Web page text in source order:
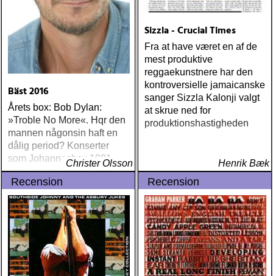
Bäst 2016
Årets box: Bob Dylan:
»Troble No More«. Hqr den
mannen någonsin haft en
dålig period? Konserter
som Johanneshov 1981
som jag tyckte var sådär
framstår i ett förklarat ljus
när jag hör Earls Court från
samma år - och med nästan
samma låtar
Christer Olsson
Sizzla - Crucial Times
Fra at have været en af de
mest produktive
reggaekunstnere har den
kontroversielle jamaicanske
sanger Sizzla Kalonji valgt
at skrue ned for
produktionshastigheden
Henrik Bæk
Recension Recension